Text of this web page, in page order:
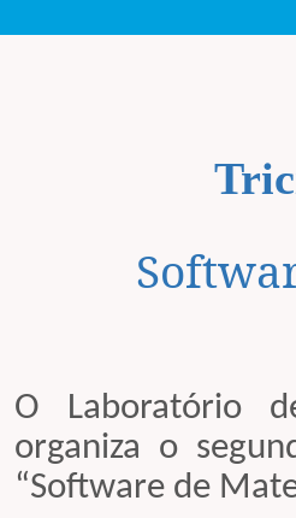
O Laboratório
organiza o
“Software de